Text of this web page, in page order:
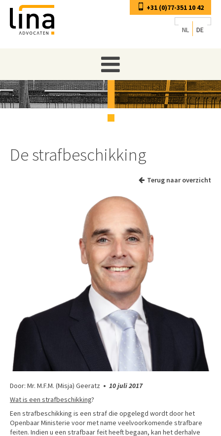
+31 (0)77-351 10 42
NL DE
De strafbeschikking
Terug naar overzicht
Door: Mr. M.F.M. (Misja) Geeratz • 10 juli 2017
Wat is een strafbeschikking?
Een strafbeschikking is een straf die opgelegd wordt door het
Openbaar Ministerie voor met name veelvoorkomende strafbare
feiten. Indien u een strafbaar feit heeft begaan, kan het derhalve